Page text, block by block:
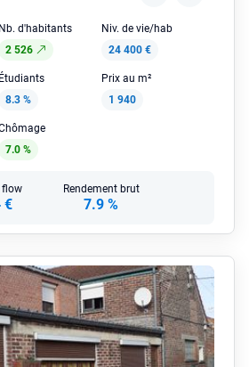
Nb. d'habitants
2 526
Niv. de vie/hab
24 400 €
Étudiants
8.3 %
Prix au m²
1 940
7.0 %
flow
€
Rendement brut
7.9 %